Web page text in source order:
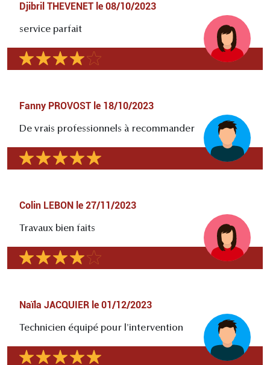
Djibril THEVENET le 08/10/2023
service parfait
Fanny PROVOST le 18/10/2023
De vrais professionnels à recommander
Colin LEBON le 27/11/2023
Travaux bien faits
Naïla JACQUIER le 01/12/2023
Technicien équipé pour l'intervention